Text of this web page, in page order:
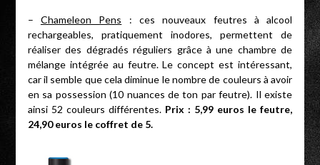
– Chameleon Pens : ces nouveaux feutres à alcool
rechargeables, pratiquement inodores, permettent de
réaliser des dégradés réguliers grâce à une chambre de
mélange intégrée au feutre. Le concept est intéressant,
car il semble que cela diminue le nombre de couleurs à avoir
en sa possession (10 nuances de ton par feutre). Il existe
ainsi 52 couleurs différentes. Prix : 5,99 euros le feutre,
24,90 euros le coffret de 5.